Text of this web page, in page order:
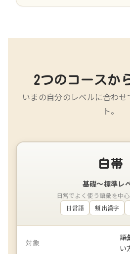
2つのコースか
いまの自分のレベルに合わ
ト。
白帯
基礎〜標準レ
日常でよく使う語彙を中
日常語
頻出漢字
対象
語
い